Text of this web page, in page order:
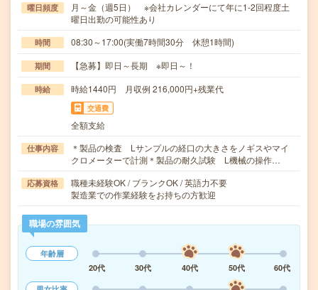
曜日頻度
月～金（週5日） ※会社カレンダーにて年に1-2回程度土
曜日出勤の可能性あり
時間 08:30～17:00(実働7時間30分 休憩1時間)
期間 【急募】即日～長期 ※即日～！
時給 時給1440円 月収例 216,000円+残業代
交通費
全額支給
仕事内容
＊製品の検査 Lサンプルの経口の大きさをノギスやマイ
クロメーターで計測＊製品の耐久試験 L機械の操作…
応募資格
職種未経験OK / ブランクOK / 英語力不要
製造業での作業経験をお持ちの方歓迎
職場の雰囲気
年齢層
20代
30代 40代 50代
60代